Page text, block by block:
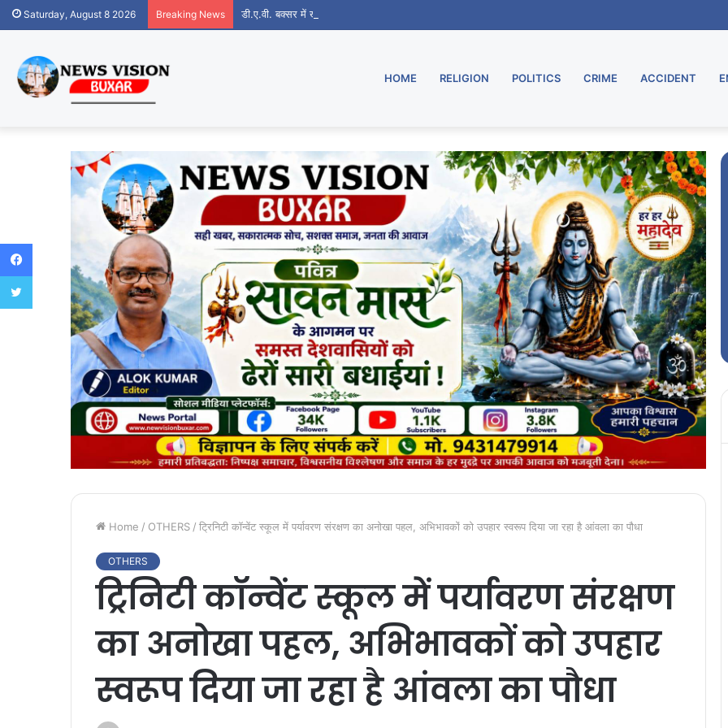
Saturday, August 8 2026 Breaking News डी.ए.वी. बक्सर में खेल महाकुंभ का भव्य शुभारंभ
HOME RELIGION POLITICS CRIME ACCIDENT
Home / OTHERS / ट्रिनिटी कॉन्वेंट स्कूल में पर्यावरण संरक्षण का अनोखा पहल, अभिभावकों को उपहार स्वरूप दिया जा रहा है आंवला का पौधा
OTHERS
ट्रिनिटी कॉन्वेंट स्कूल में पर्यावरण संरक्षण
का अनोखा पहल, अभिभावकों को उपहार
स्वरूप दिया जा रहा है आंवला का पौधा
Facebook